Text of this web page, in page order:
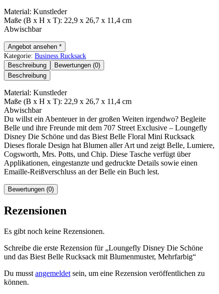
Material: Kunstleder
Maße (B x H x T): 22,9 x 26,7 x 11,4 cm
Abwischbar
Angebot ansehen *
Kategorie: Business Rucksack
Beschreibung
Bewertungen (0)
Beschreibung
Material: Kunstleder
Maße (B x H x T): 22,9 x 26,7 x 11,4 cm
Abwischbar
Du willst ein Abenteuer in der großen Weiten irgendwo? Begleite
Belle und ihre Freunde mit dem 707 Street Exclusive – Loungefly
Disney Die Schöne und das Biest Belle Floral Mini Rucksack
Dieses florale Design hat Blumen aller Art und zeigt Belle, Lumiere,
Cogsworth, Mrs. Potts, und Chip. Diese Tasche verfügt über
Applikationen, eingestanzte und gedruckte Details sowie einen
Emaille-Reißverschluss an der Belle ein Buch lest.
Bewertungen (0)
Rezensionen
Es gibt noch keine Rezensionen.
Schreibe die erste Rezension für „Loungefly Disney Die Schöne
und das Biest Belle Rucksack mit Blumenmuster, Mehrfarbig“
Du musst angemeldet sein, um eine Rezension veröffentlichen zu
können.